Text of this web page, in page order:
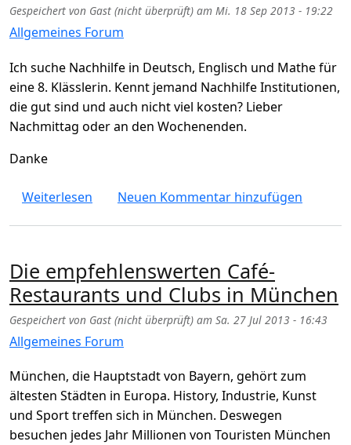
Gespeichert von Gast (nicht überprüft) am Mi. 18 Sep 2013 - 19:22
Allgemeines Forum
Ich suche Nachhilfe in Deutsch, Englisch und Mathe für
eine 8. Klässlerin. Kennt jemand Nachhilfe Institutionen,
die gut sind und auch nicht viel kosten? Lieber
Nachmittag oder an den Wochenenden.
Danke
Weiterlesen über Suche Nachhilfe in München
Neuen Kommentar hinzufügen
Die empfehlenswerten Café-
Restaurants und Clubs in München
Gespeichert von Gast (nicht überprüft) am Sa. 27 Jul 2013 - 16:43
Allgemeines Forum
München, die Hauptstadt von Bayern, gehört zum
ältesten Städten in Europa. History, Industrie, Kunst
und Sport treffen sich in München. Deswegen
besuchen jedes Jahr Millionen von Touristen München